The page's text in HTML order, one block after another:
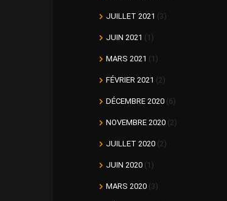
JUILLET 2021 (3)
JUIN 2021 (1)
MARS 2021 (1)
FÉVRIER 2021 (2)
DÉCEMBRE 2020 (6)
NOVEMBRE 2020 (2)
JUILLET 2020 (2)
JUIN 2020 (1)
MARS 2020 (3)